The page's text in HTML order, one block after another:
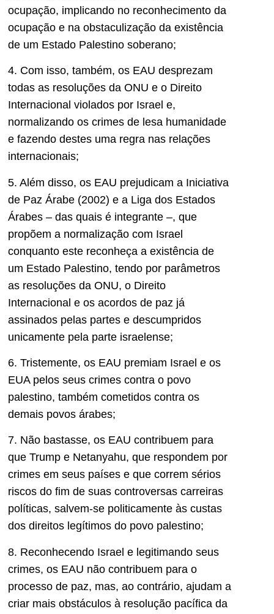
ocupação, implicando no reconhecimento da
ocupação e na obstaculização da existência
de um Estado Palestino soberano;
4. Com isso, também, os EAU desprezam
todas as resoluções da ONU e o Direito
Internacional violados por Israel e,
normalizando os crimes de lesa humanidade
e fazendo destes uma regra nas relações
internacionais;
5. Além disso, os EAU prejudicam a Iniciativa
de Paz Árabe (2002) e a Liga dos Estados
Árabes – das quais é integrante –, que
propõem a normalização com Israel
conquanto este reconheça a existência de
um Estado Palestino, tendo por parâmetros
as resoluções da ONU, o Direito
Internacional e os acordos de paz já
assinados pelas partes e descumpridos
unicamente pela parte israelense;
6. Tristemente, os EAU premiam Israel e os
EUA pelos seus crimes contra o povo
palestino, também cometidos contra os
demais povos árabes;
7. Não bastasse, os EAU contribuem para
que Trump e Netanyahu, que respondem por
crimes em seus países e que correm sérios
riscos do fim de suas controversas carreiras
políticas, salvem-se politicamente às custas
dos direitos legítimos do povo palestino;
8. Reconhecendo Israel e legitimando seus
crimes, os EAU não contribuem para o
processo de paz, mas, ao contrário, ajudam a
criar mais obstáculos à resolução pacífica da